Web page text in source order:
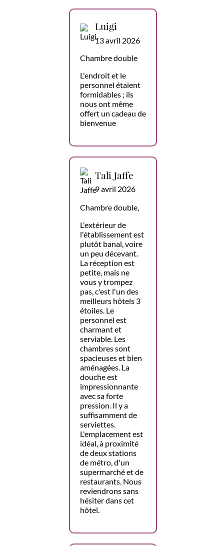
Luigi
13 avril 2026
Chambre double
L'endroit et le
personnel étaient
formidables ; ils
nous ont même
offert un cadeau de
bienvenue
Tali Jaffe
9 avril 2026
Chambre double,
L'extérieur de
l'établissement est
plutôt banal, voire
un peu décevant.
La réception est
petite, mais ne
vous y trompez
pas, c'est l'un des
meilleurs hôtels 3
étoiles. Le
personnel est
charmant et
serviable. Les
chambres sont
spacieuses et bien
aménagées. La
douche est
impressionnante
avec sa forte
pression. Il y a
suffisamment de
serviettes.
L'emplacement est
idéal, à proximité
de deux stations
de métro, d'un
supermarché et de
restaurants. Nous
reviendrons sans
hésiter dans cet
hôtel.